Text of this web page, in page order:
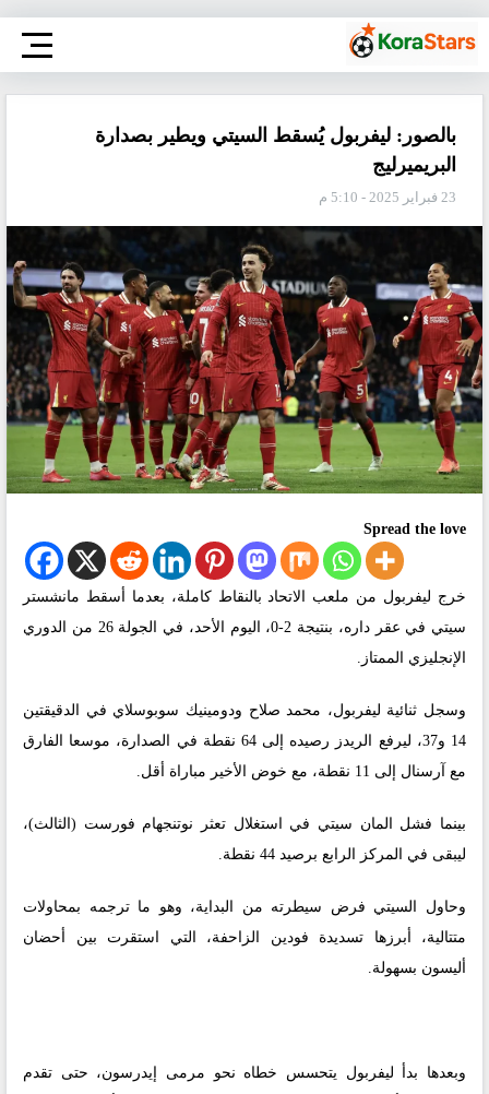
بالصور: ليفربول يُسقط السيتي ويطير بصدارة
البريميرليج
23 فبراير 2025 - 5:10 م
Spread the love
خرج ليفربول من ملعب الاتحاد بالنقاط كاملة، بعدما أسقط مانشستر
سيتي في عقر داره، بنتيجة 2-0، اليوم الأحد، في الجولة 26 من الدوري
الإنجليزي الممتاز.
وسجل ثنائية ليفربول، محمد صلاح ودومينيك سوبوسلاي في الدقيقتين
14 و37، ليرفع الريدز رصيده إلى 64 نقطة في الصدارة، موسعا الفارق
مع آرسنال إلى 11 نقطة، مع خوض الأخير مباراة أقل.
بينما فشل المان سيتي في استغلال تعثر نوتنجهام فورست (الثالث)،
ليبقى في المركز الرابع برصيد 44 نقطة.
وحاول السيتي فرض سيطرته من البداية، وهو ما ترجمه بمحاولات
متتالية، أبرزها تسديدة فودين الزاحفة، التي استقرت بين أحضان
أليسون بسهولة.
وبعدها بدأ ليفربول يتحسس خطاه نحو مرمى إيدرسون، حتى تقدم